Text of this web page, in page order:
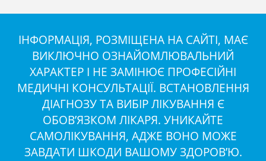
ІНФОРМАЦІЯ, РОЗМІЩЕНА НА САЙТІ, МАЄ
ВИКЛЮЧНО ОЗНАЙОМЛЮВАЛЬНИЙ
ХАРАКТЕР І НЕ ЗАМІНЮЄ ПРОФЕСІЙНІ
МЕДИЧНІ КОНСУЛЬТАЦІЇ. ВСТАНОВЛЕННЯ
ДІАГНОЗУ ТА ВИБІР ЛІКУВАННЯ Є
ОБОВ’ЯЗКОМ ЛІКАРЯ. УНИКАЙТЕ
САМОЛІКУВАННЯ, АДЖЕ ВОНО МОЖЕ
ЗАВДАТИ ШКОДИ ВАШОМУ ЗДОРОВ’Ю.